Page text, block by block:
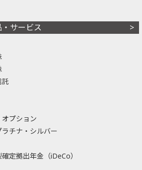
・サービス
託
プション
ラチナ・シルバー
定拠出年金（iDeCo）